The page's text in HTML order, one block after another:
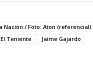
Nación / Foto: Aton (referencial)
El Teniente
Jaime Gajardo